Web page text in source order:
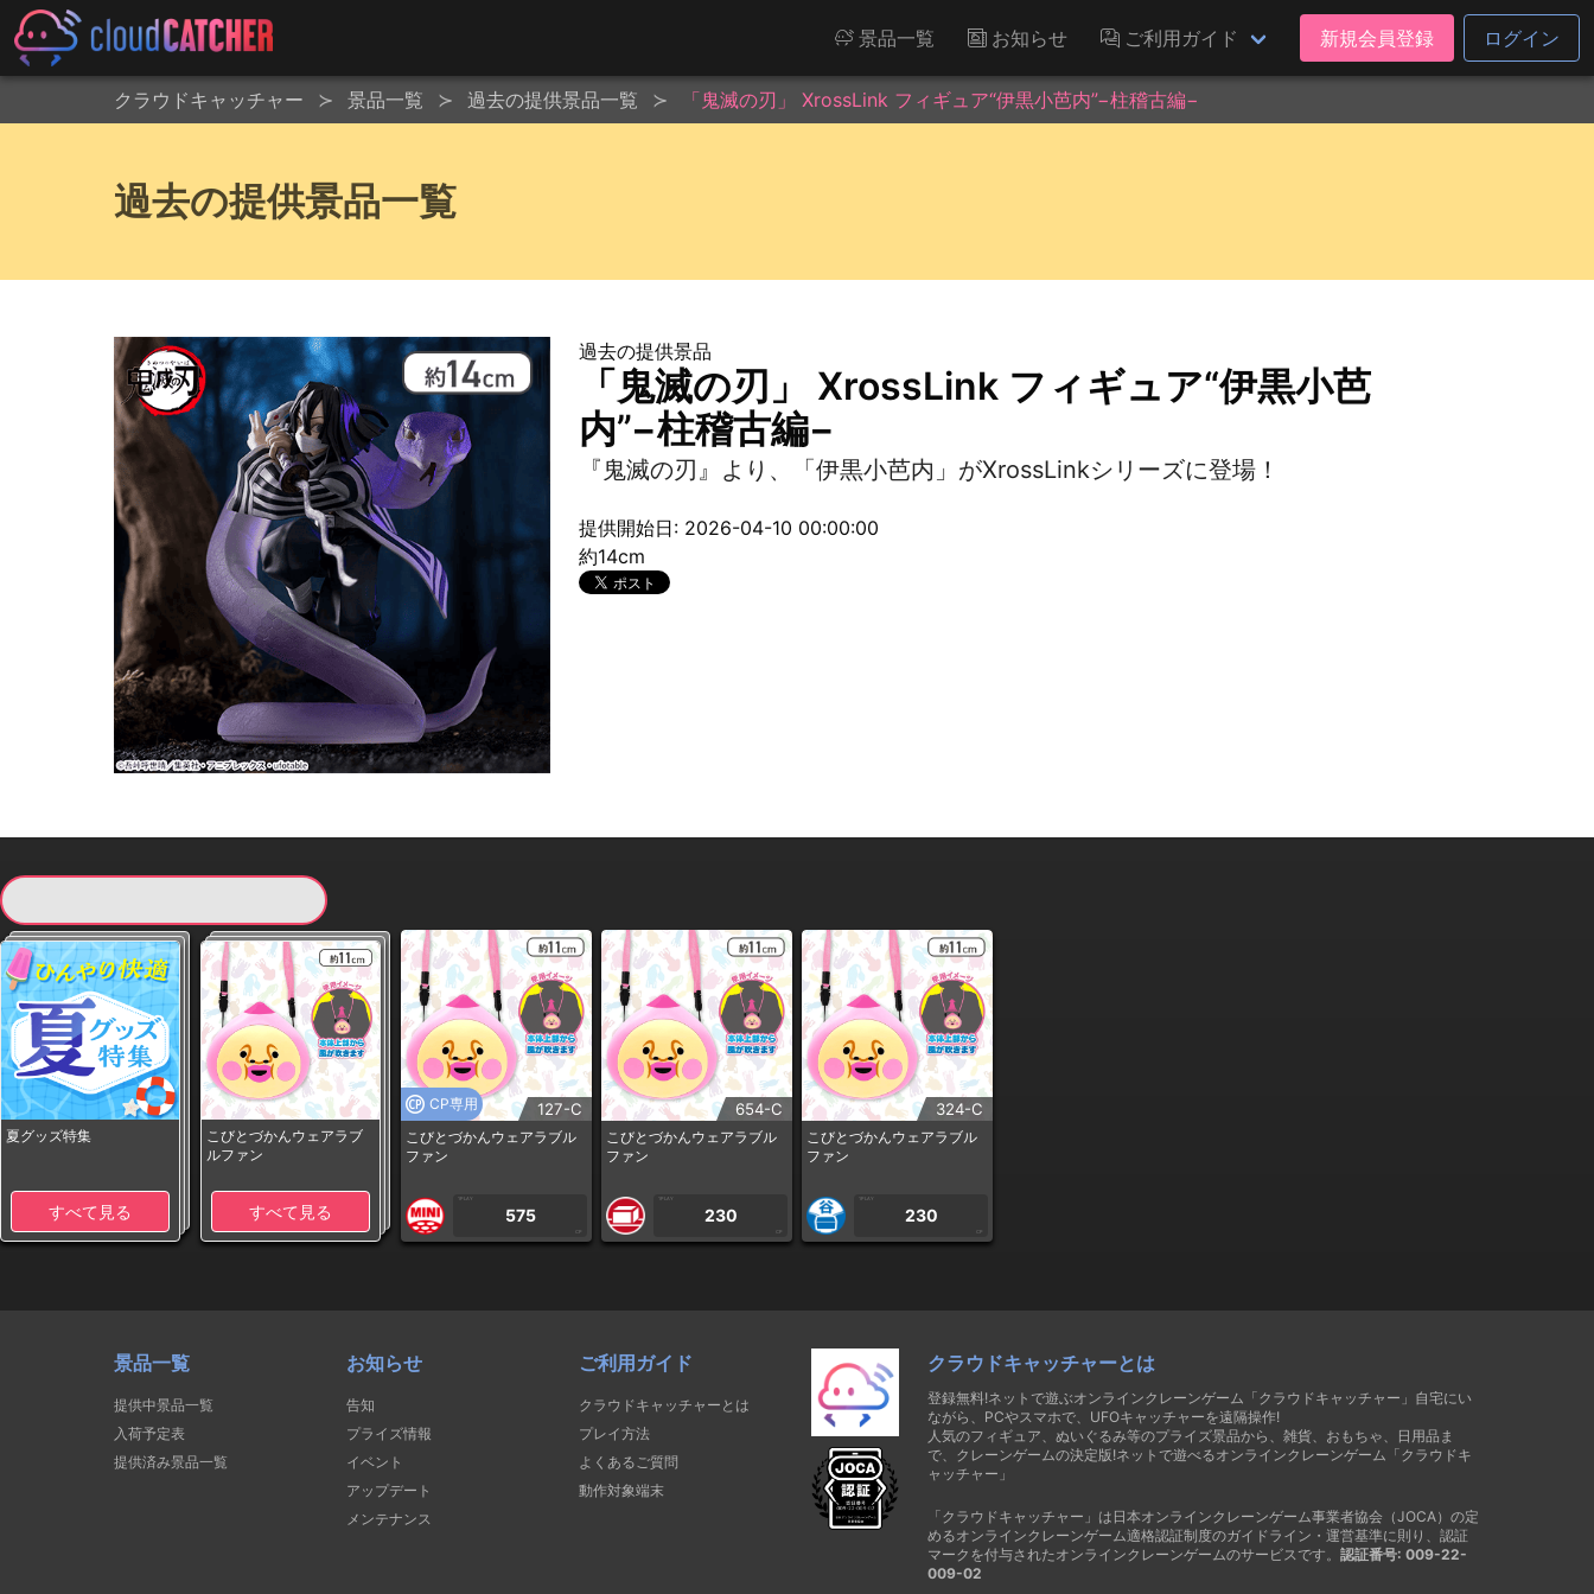
景品一覧 お知らせ ご利用ガイド 新規会員登録 ログイン
クラウドキャッチャー 景品一覧 過去の提供景品一覧 「鬼滅の刃」 XrossLink フィギュア“伊黒小芭内”−柱稽古編−
過去の提供景品一覧
過去の提供景品
「鬼滅の刃」 XrossLink フィギュア“伊黒小芭
内”−柱稽古編−
『鬼滅の刃』より、「伊黒小芭内」がXrossLinkシリーズに登場！
提供開始日: 2026-04-10 00:00:00
約14cm
夏グッズ特集
すべて見る
こびとづかんウェアラブ
ルファン
すべて見る
CP専用 127-C
こびとづかんウェアラブル
ファン
1PLAY
575
CP
654-C
こびとづかんウェアラブル
ファン
1PLAY
230
CP
324-C
こびとづかんウェアラブル
ファン
1PLAY
230
CP
景品一覧
提供中景品一覧
入荷予定表
提供済み景品一覧
お知らせ
告知
プライズ情報
イベント
アップデート
メンテナンス
ご利用ガイド
クラウドキャッチャーとは
プレイ方法
よくあるご質問
動作対象端末
クラウドキャッチャーとは
登録無料!ネットで遊ぶオンラインクレーンゲーム「クラウドキャッチャー」自宅にい
ながら、PCやスマホで、UFOキャッチャーを遠隔操作!
人気のフィギュア、ぬいぐるみ等のプライズ景品から、雑貨、おもちゃ、日用品ま
で、クレーンゲームの決定版!ネットで遊べるオンラインクレーンゲーム「クラウドキ
ャッチャー」
「クラウドキャッチャー」は日本オンラインクレーンゲーム事業者協会（JOCA）の定
めるオンラインクレーンゲーム適格認証制度のガイドライン・運営基準に則り、認証
マークを付与されたオンラインクレーンゲームのサービスです。 認証番号: 009-22-
009-02